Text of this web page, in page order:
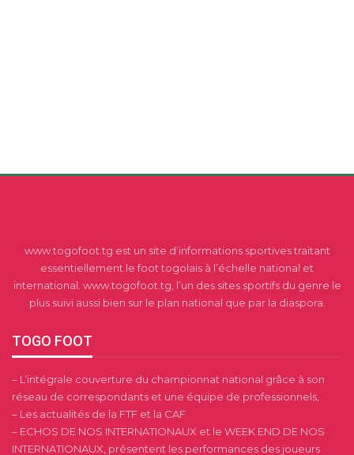
www.togofoot.tg est un site d’informations sportives traitant
essentiellement le foot togolais à l’échelle national et
international. www.togofoot.tg, l’un des sites sportifs du genre le
plus suivi aussi bien sur le plan national que par la diaspora.
TOGO FOOT
– L’intégrale couverture du championnat national grâce à son
réseau de correspondants et une équipe de professionnels,
– Les actualités de la FTF et la CAF
– ECHOS DE NOS INTERNATIONAUX et le WEEK END DE NOS
INTERNATIONAUX, présentent les performances des joueurs